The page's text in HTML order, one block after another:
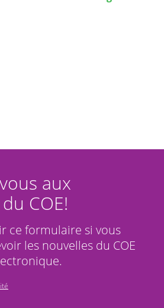
aux
COE!
ce formulaire si vous
les nouvelles du COE